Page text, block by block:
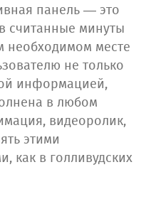
панель — это
считанные минуты
необходимом месте
не только
информацией,
в любом
видеоролик,
этими
как в голливудских